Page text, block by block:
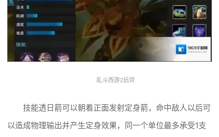
乱斗西游2后羿
技能透日箭可以朝着正面发射定身箭，命中敌人以后可
以造成物理输出并产生定身效果，同一个单位最多承受1支